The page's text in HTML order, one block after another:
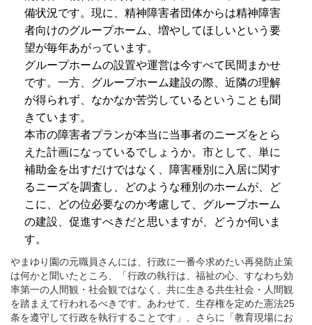
備状況です。現に、精神障害者団体からは精神障害
者向けのグループホーム、増やしてほしいという要
望が毎年あがっています。
グループホームの設置や運営は今すべて民間まかせ
です。一方、グループホーム建設の際、近隣の理解
が得られず、なかなか苦労しているということも聞
きています。
本市の障害者プランが本当に当事者のニーズをとら
えた計画になっているでしょうか。市として、単に
補助金を出すだけではなく、障害種別に入居に関す
るニーズを調査し、どのような種別のホームが、ど
こに、どの位必要なのか考慮して、グループホーム
の建設、促進すべきだと思いますが、どうか伺いま
す。
やまゆり園の元職員さんには、行政に一番今求めたい再発防止策
は何かと聞いたところ、「行政の執行は、福祉の心、すなわち効
率第一の人間観・社会観ではなく、共に生きる共生社会・人間観
を踏まえて行われるべきです。あわせて、生存権を定めた憲法25
条を遵守して行政を執行することです」、さらに「教育現場にお